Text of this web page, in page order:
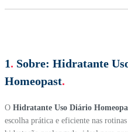
1. Sobre: Hidratante
Homeopast.
O Hidratante Uso Diário
escolha prática e eficiente nas